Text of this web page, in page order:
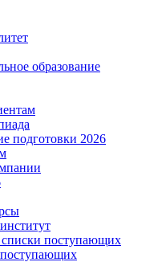
образование
подготовки 2026
поступающих